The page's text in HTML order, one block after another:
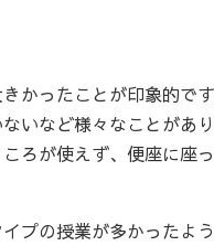
かったことが印象的です
いなど様々なことがあ
ろが使えず、便座に座
プの授業が多かったよ